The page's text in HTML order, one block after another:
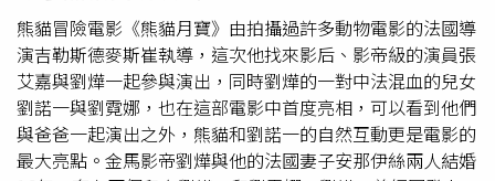
見總統，總統府副秘書長何志偉也在座。
熊貓冒險電影《熊貓月寶》由拍攝過許多動物電影的法國導
演吉勒斯德麥斯崔執導，這次他找來影后、影帝級的演員張
艾嘉與劉燁一起參與演出，同時劉燁的一對中法混血的兒女
劉諾一與劉霓娜，也在這部電影中首度亮相，可以看到他們
與爸爸一起演出之外，熊貓和劉諾一的自然互動更是電影的
最大亮點。金馬影帝劉燁與他的法國妻子安那伊絲兩人結婚